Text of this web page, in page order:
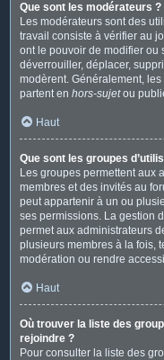
Que sont les modérateurs ?
Les modérateurs sont des
travail consiste à vérifier au
ont le pouvoir de modifier ou
déverrouiller, déplacer,
modèrent. Généralement,
partent en hors-sujetou
Haut
Que sont les groupes
Les groupes permettent aux
membres et des invités au
peut appartenir à un ou
ses permissions. La gestion
permet aux administrateurs
plusieurs membres à la fois,
modération ou rendre
Haut
Où trouver la liste des
rejoindre ?
Pour consulter la liste des